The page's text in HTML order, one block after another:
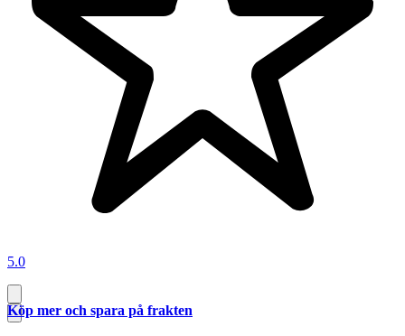
5.0
Köp mer och spara på frakten